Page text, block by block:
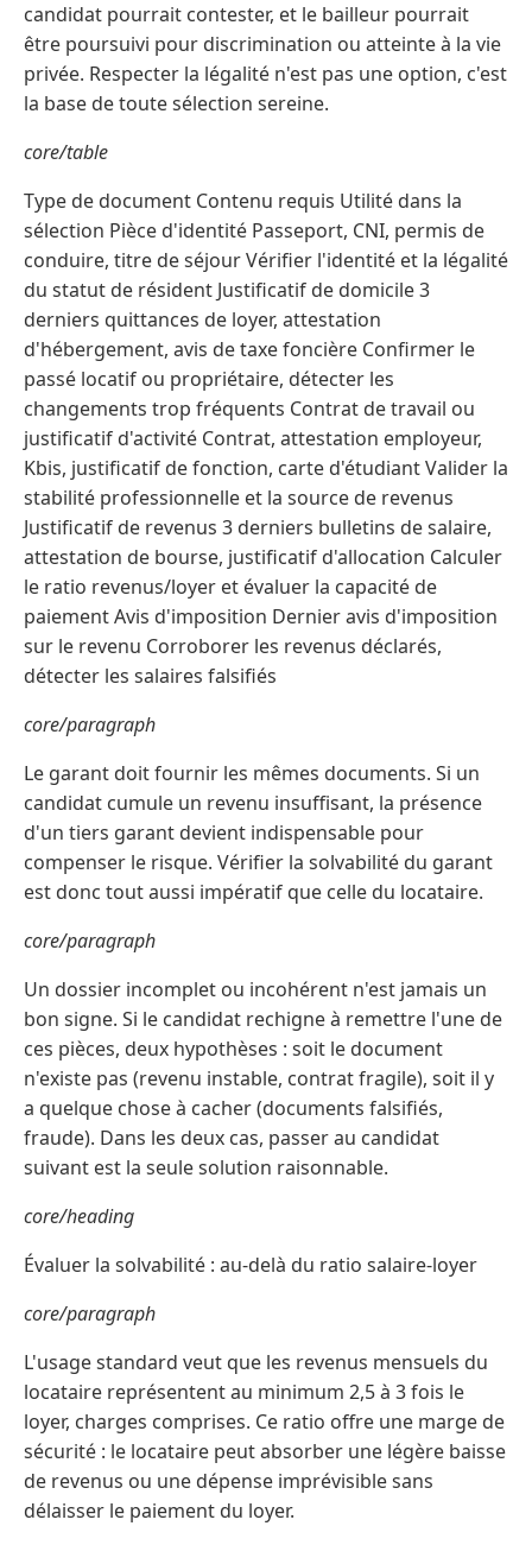
candidat pourrait contester, et le bailleur pourrait
être poursuivi pour discrimination ou atteinte à la vie
privée. Respecter la légalité n'est pas une option, c'est
la base de toute sélection sereine.
core/table
Type de document Contenu requis Utilité dans la
sélection Pièce d'identité Passeport, CNI, permis de
conduire, titre de séjour Vérifier l'identité et la légalité
du statut de résident Justificatif de domicile 3
derniers quittances de loyer, attestation
d'hébergement, avis de taxe foncière Confirmer le
passé locatif ou propriétaire, détecter les
changements trop fréquents Contrat de travail ou
justificatif d'activité Contrat, attestation employeur,
Kbis, justificatif de fonction, carte d'étudiant Valider la
stabilité professionnelle et la source de revenus
Justificatif de revenus 3 derniers bulletins de salaire,
attestation de bourse, justificatif d'allocation Calculer
le ratio revenus/loyer et évaluer la capacité de
paiement Avis d'imposition Dernier avis d'imposition
sur le revenu Corroborer les revenus déclarés,
détecter les salaires falsifiés
core/paragraph
Le garant doit fournir les mêmes documents. Si un
candidat cumule un revenu insuffisant, la présence
d'un tiers garant devient indispensable pour
compenser le risque. Vérifier la solvabilité du garant
est donc tout aussi impératif que celle du locataire.
core/paragraph
Un dossier incomplet ou incohérent n'est jamais un
bon signe. Si le candidat rechigne à remettre l'une de
ces pièces, deux hypothèses : soit le document
n'existe pas (revenu instable, contrat fragile), soit il y
a quelque chose à cacher (documents falsifiés,
fraude). Dans les deux cas, passer au candidat
suivant est la seule solution raisonnable.
core/heading
Évaluer la solvabilité : au-delà du ratio salaire-loyer
core/paragraph
L'usage standard veut que les revenus mensuels du
locataire représentent au minimum 2,5 à 3 fois le
loyer, charges comprises. Ce ratio offre une marge de
sécurité : le locataire peut absorber une légère baisse
de revenus ou une dépense imprévisible sans
délaisser le paiement du loyer.